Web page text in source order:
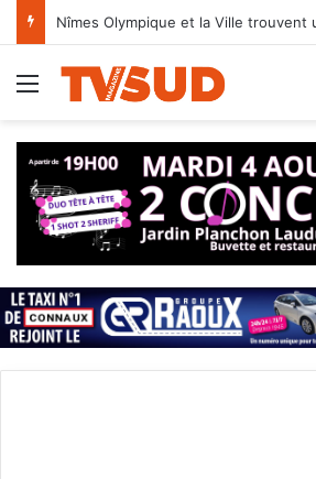
Menu